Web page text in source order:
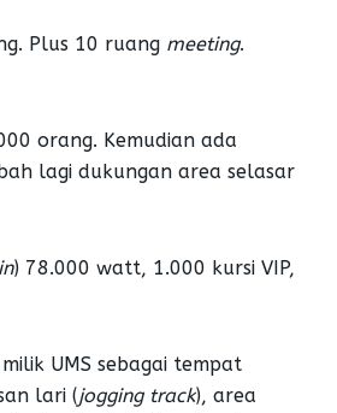
Plus 10 ruang meeting.
orang. Kemudian ada
lagi dukungan area selasar
) 78.000 watt, 1.000 kursi VIP,
UMS sebagai tempat
lari (jogging track), area